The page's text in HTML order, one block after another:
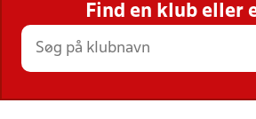
STILLINGER, RESULTATER,
HOLD
Find en klub eller